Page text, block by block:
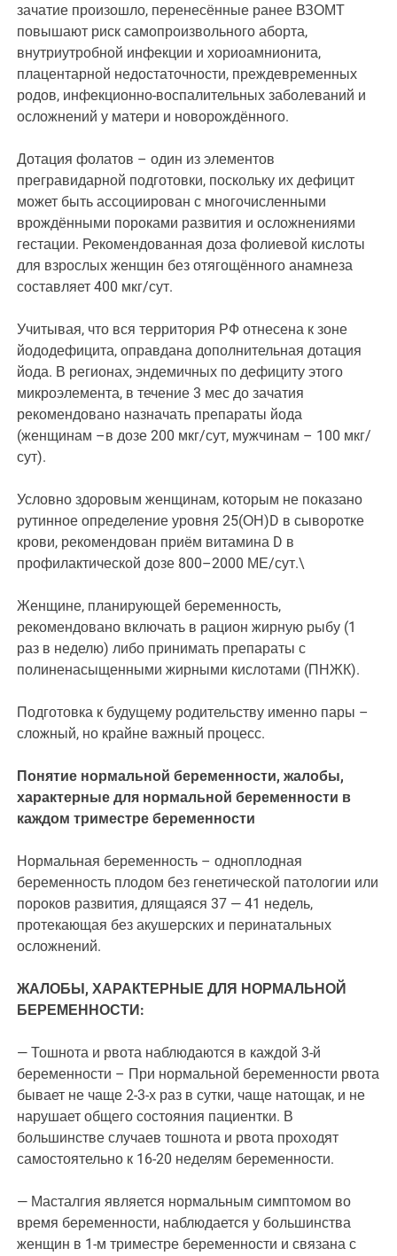
зачатие произошло, перенесённые ранее ВЗОМТ
повышают риск самопроизвольного аборта,
внутриутробной инфекции и хориоамнионита,
плацентарной недостаточности, преждевременных
родов, инфекционно-воспалительных заболеваний и
осложнений у матери и новорождённого.
Дотация фолатов – один из элементов
прегравидарной подготовки, поскольку их дефицит
может быть ассоциирован с многочисленными
врождёнными пороками развития и осложнениями
гестации. Рекомендованная доза фолиевой кислоты
для взрослых женщин без отягощённого анамнеза
составляет 400 мкг/сут.
Учитывая, что вся территория РФ отнесена к зоне
йододефицита, оправдана дополнительная дотация
йода. В регионах, эндемичных по дефициту этого
микроэлемента, в течение 3 мес до зачатия
рекомендовано назначать препараты йода
(женщинам –в дозе 200 мкг/сут, мужчинам – 100 мкг/
сут).
Условно здоровым женщинам, которым не показано
рутинное определение уровня 25(ОН)D в сыворотке
крови, рекомендован приём витамина D в
профилактической дозе 800–2000 МЕ/сут.\
Женщине, планирующей беременность,
рекомендовано включать в рацион жирную рыбу (1
раз в неделю) либо принимать препараты с
полиненасыщенными жирными кислотами (ПНЖК).
Подготовка к будущему родительству именно пары –
сложный, но крайне важный процесс.
Понятие нормальной беременности, жалобы,
характерные для нормальной беременности в
каждом триместре беременности
Нормальная беременность – одноплодная
беременность плодом без генетической патологии или
пороков развития, длящаяся 37 — 41 недель,
протекающая без акушерских и перинатальных
осложнений.
ЖАЛОБЫ, ХАРАКТЕРНЫЕ ДЛЯ НОРМАЛЬНОЙ
БЕРЕМЕННОСТИ:
— Тошнота и рвота наблюдаются в каждой 3-й
беременности – При нормальной беременности рвота
бывает не чаще 2-3-х раз в сутки, чаще натощак, и не
нарушает общего состояния пациентки. В
большинстве случаев тошнота и рвота проходят
самостоятельно к 16-20 неделям беременности.
— Масталгия является нормальным симптомом во
время беременности, наблюдается у большинства
женщин в 1-м триместре беременности и связана с